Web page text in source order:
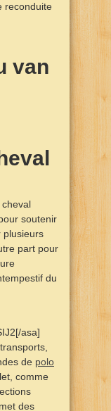
reconduite
van
soutenir
plusieurs
part pour
du
asa]
de polo
comme
des